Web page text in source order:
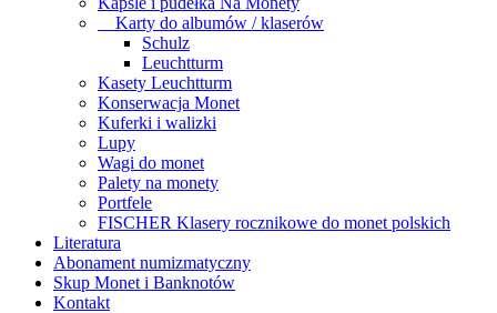
Karty do albumów / klaserów
Schulz
Leuchtturm
Kasety Leuchtturm
Konserwacja Monet
Kuferki i walizki
Lupy
Wagi do monet
Palety na monety
Portfele
FISCHER Klasery rocznikowe do monet polskich
Literatura
Abonament numizmatyczny
Skup Monet i Banknotów
Kontakt